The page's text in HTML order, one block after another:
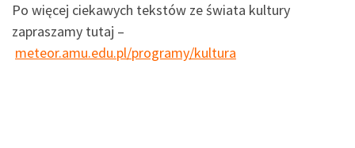
Po więcej ciekawych tekstów ze świata kultury
zapraszamy tutaj –
meteor.amu.edu.pl/programy/kultura